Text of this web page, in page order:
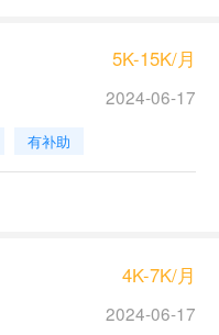
5K-15K/月
2024-06-17
有补助
4K-7K/月
2024-06-17